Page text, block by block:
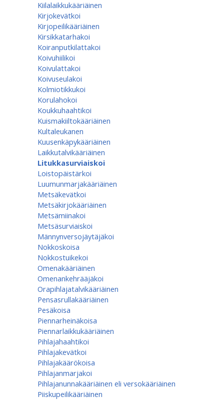
Kiilalaikkukääriäinen
Kirjokevätkoi
Kirjopeilikääriäinen
Kirsikkatarhakoi
Koiranputkilattakoi
Koivuhiilikoi
Koivulattakoi
Koivuseulakoi
Kolmiotikkukoi
Korulahokoi
Koukkuhaahtikoi
Kuismakiiltokääriäinen
Kultaleukanen
Kuusenkäpykääriäinen
Laikkutalvikääriäinen
Litukkasurviaiskoi
Loistopäistärkoi
Luumunmarjakääriäinen
Metsäkevätkoi
Metsäkirjokääriäinen
Metsämiinakoi
Metsäsurviaiskoi
Männynversojäytäjäkoi
Nokkoskoisa
Nokkostuikekoi
Omenakääriäinen
Omenan­kehrääjä­koi
Orapihlajatalvikääriäinen
Pensasrullakääriäinen
Pesäkoisa
Piennarheinäkoisa
Piennarlaikkukääriäinen
Pihlajahaahtikoi
Pihlajakevätkoi
Pihlajakäärökoisa
Pihlajanmarjakoi
Pihlajanunnakääriäinen eli versokääriäinen
Piiskupeilikääriäinen